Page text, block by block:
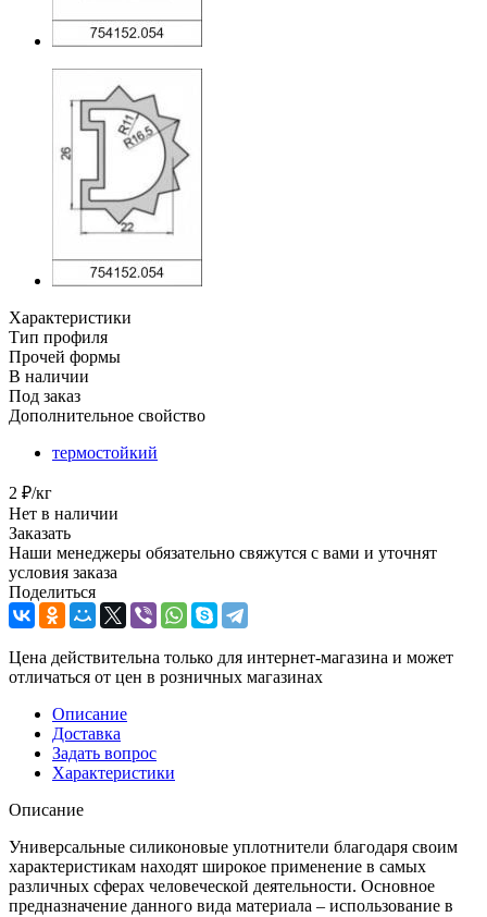
Характеристики
Тип профиля
Прочей формы
В наличии
Под заказ
Дополнительное свойство
термостойкий
2 ₽/кг
Нет в наличии
Заказать
Наши менеджеры обязательно свяжутся с вами и уточнят
условия заказа
Поделиться
Цена действительна только для интернет-магазина и может
отличаться от цен в розничных магазинах
Описание
Доставка
Задать вопрос
Характеристики
Описание
Универсальные силиконовые уплотнители благодаря своим
характеристикам находят широкое применение в самых
различных сферах человеческой деятельности. Основное
предназначение данного вида материала – использование в